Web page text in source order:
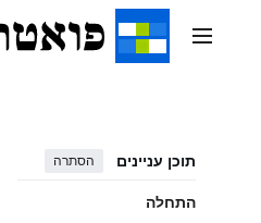
תפריט ראשי
תוכן עניינים הסתרה
התחלה